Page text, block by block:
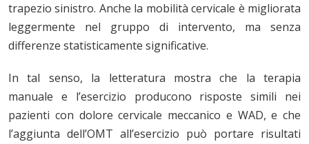
trapezio sinistro. Anche la mobilità cervicale è migliorata
leggermente nel gruppo di intervento, ma senza
differenze statisticamente significative.
In tal senso, la letteratura mostra che la terapia
manuale e l’esercizio producono risposte simili nei
pazienti con dolore cervicale meccanico e WAD, e che
l’aggiunta dell’OMT all’esercizio può portare risultati